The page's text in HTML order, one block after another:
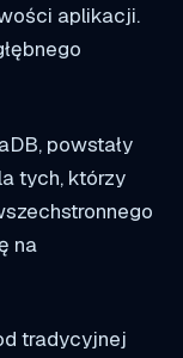
aplikacji.
powstały
tych, którzy
na
tradycyjnej